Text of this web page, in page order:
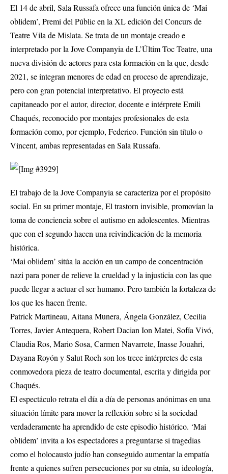
El 14 de abril, Sala Russafa ofrece una función única de ‘Mai
oblidem’, Premi del Públic en la XL edición del Concurs de
Teatre Vila de Mislata. Se trata de un montaje creado e
interpretado por la Jove Companyia de L’Últim Toc Teatre, una
nueva división de actores para esta formación en la que, desde
2021, se integran menores de edad en proceso de aprendizaje,
pero con gran potencial interpretativo. El proyecto está
capitaneado por el autor, director, docente e intérprete Emili
Chaqués, reconocido por montajes profesionales de esta
formación como, por ejemplo, Federico. Función sin título o
Vincent, ambas representadas en Sala Russafa.
El trabajo de la Jove Companyia se caracteriza por el propósito
social. En su primer montaje, El trastorn invisible, promovían la
toma de conciencia sobre el autismo en adolescentes. Mientras
que con el segundo hacen una reivindicación de la memoria
histórica.
‘Mai oblidem’ sitúa la acción en un campo de concentración
nazi para poner de relieve la crueldad y la injusticia con las que
puede llegar a actuar el ser humano. Pero también la fortaleza de
los que les hacen frente.
Patrick Martineau, Aitana Munera, Ángela González, Cecilia
Torres, Javier Antequera, Robert Dacian Ion Matei, Sofía Vivó,
Claudia Ros, Mario Sosa, Carmen Navarrete, Inasse Jouahri,
Dayana Royón y Salut Roch son los trece intérpretes de esta
conmovedora pieza de teatro documental, escrita y dirigida por
Chaqués.
El espectáculo retrata el día a día de personas anónimas en una
situación límite para mover la reflexión sobre si la sociedad
verdaderamente ha aprendido de este episodio histórico. ‘Mai
oblidem’ invita a los espectadores a preguntarse si tragedias
como el holocausto judío han conseguido aumentar la empatía
frente a quienes sufren persecuciones por su etnia, su ideología,